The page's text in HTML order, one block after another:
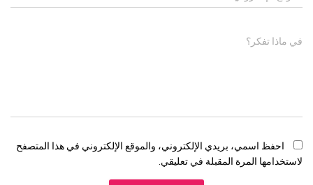
في ماذا تفكر؟
احفظ اسمي، بريدي الإلكتروني، والموقع الإلكتروني في هذا المتصفح
لاستخدامها المرة المقبلة في تعليقي.